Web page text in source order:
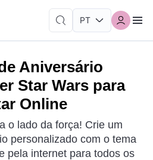
Aniversário
Star Wars para
Online
o lado da força! Crie um
personalizado com o tema
pela internet para todos os